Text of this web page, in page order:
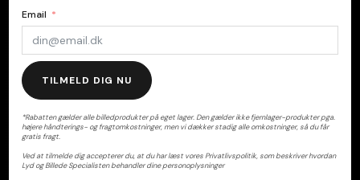
Kundeservice
Ring +45 98 43 99 88 kundeservice@lbs.dk
Åbningstider
Email
TILMELD DIG NU
*Rabatten gælder alle billedprodukter på eget lager. Den gælder ikke fjernlager-produkter pga.
højere håndterings- og fragtomkostninger, men vi dækker stadig alle omkostninger, så du får
gratis fragt.
Ved at tilmelde dig accepterer du, at du har læst vores Privatlivspolitik, som beskriver hvordan
Lyd og Billede Specialisten behandler dine personoplysninger